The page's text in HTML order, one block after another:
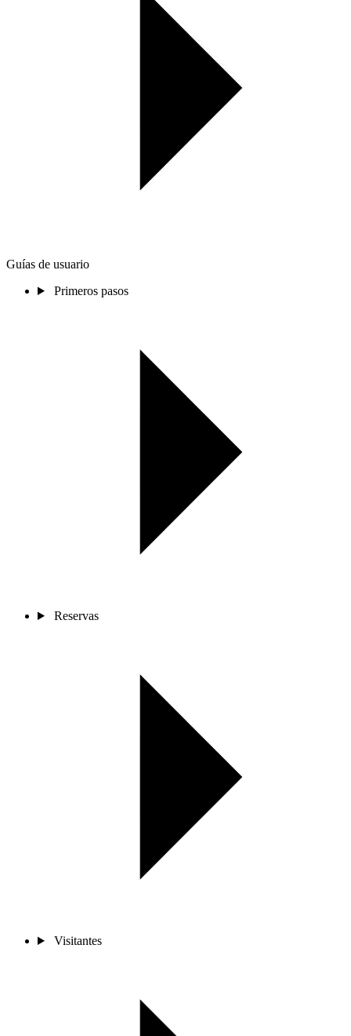
Guías de usuario
Primeros pasos
Reservas
Visitantes